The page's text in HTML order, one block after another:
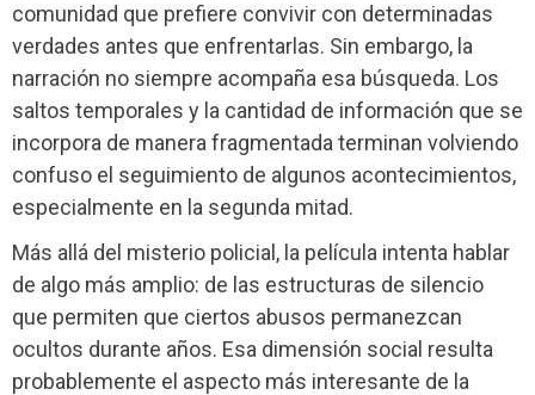
comunidad que prefiere convivir con determinadas
verdades antes que enfrentarlas. Sin embargo, la
narración no siempre acompaña esa búsqueda. Los
saltos temporales y la cantidad de información que se
incorpora de manera fragmentada terminan volviendo
confuso el seguimiento de algunos acontecimientos,
especialmente en la segunda mitad.
Más allá del misterio policial, la película intenta hablar
de algo más amplio: de las estructuras de silencio
que permiten que ciertos abusos permanezcan
ocultos durante años. Esa dimensión social resulta
probablemente el aspecto más interesante de la